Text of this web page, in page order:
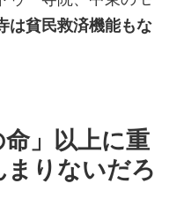
は貧民救済機能もな
」以上に重
りないだろ